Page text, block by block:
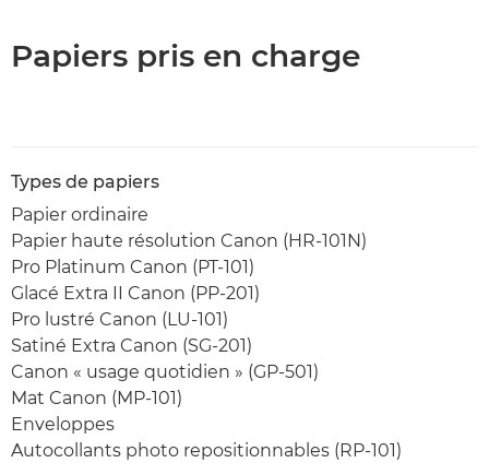
Papiers pris en charge
Types de papiers
Papier ordinaire
Papier haute résolution Canon (HR-101N)
Pro Platinum Canon (PT-101)
Glacé Extra II Canon (PP-201)
Pro lustré Canon (LU-101)
Satiné Extra Canon (SG-201)
Canon « usage quotidien » (GP-501)
Mat Canon (MP-101)
Enveloppes
Autocollants photo repositionnables (RP-101)